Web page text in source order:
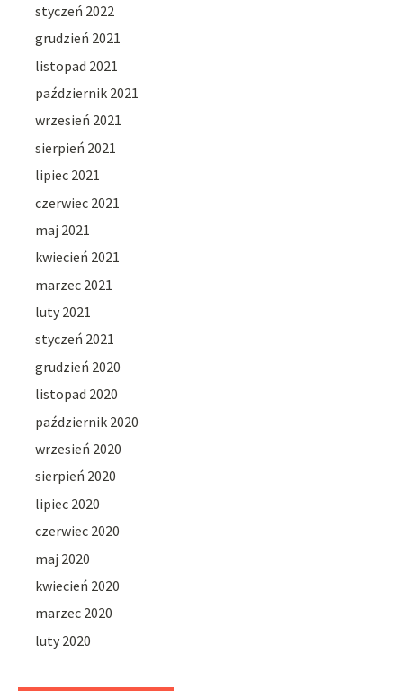
styczeń 2022
grudzień 2021
listopad 2021
październik 2021
wrzesień 2021
sierpień 2021
lipiec 2021
czerwiec 2021
maj 2021
kwiecień 2021
marzec 2021
luty 2021
styczeń 2021
grudzień 2020
listopad 2020
październik 2020
wrzesień 2020
sierpień 2020
lipiec 2020
czerwiec 2020
maj 2020
kwiecień 2020
marzec 2020
luty 2020